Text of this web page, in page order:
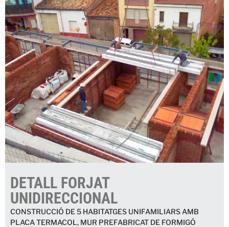
DETALL FORJAT
UNIDIRECCIONAL
CONSTRUCCIÓ DE 5 HABITATGES UNIFAMILIARS AMB
PLACA TERMACOL, MUR PREFABRICAT DE FORMIGÓ